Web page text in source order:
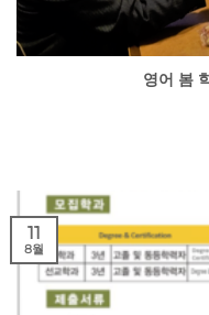
영어 봄
11
8월